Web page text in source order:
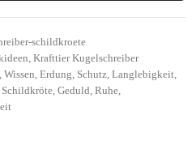
schildkroete
Krafttier Kugelschreiber
Wissen Erdung Schutz Langlebigkeit
Schildkröte Geduld Ruhe